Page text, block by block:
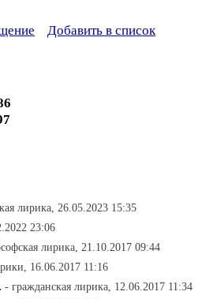
Добавить в список
лирика, 26.05.2023 15:35
23:06
лирика, 21.10.2017 09:44
16.06.2017 11:16
- гражданская лирика, 12.06.2017 11:34